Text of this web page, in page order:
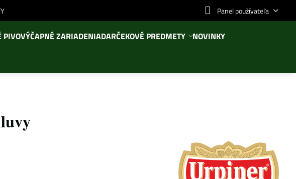
Panel používateľa
PIVOVÝČAPNÉ ZARIADENIADARČEKOVÉ PREDMETY NOVINKY